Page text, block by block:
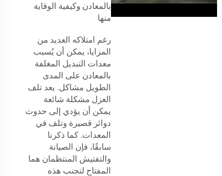
بالمعادن وكيفية الوقاية
منها
رغم امتلاكه العديد من
المزايا، يمكن أن يُسبب
معدات التبديل المغلفة
بالمعادن على المدى
الطويل مشاكل. يعد تلف
العزل مشكلة شائعة
يمكن أن يؤدي إلى حدوث
دوائر قصيرة وتلف في
المعدات. كما ذكرنا
سابقًا، فإن الصيانة
والتفتيش المنتظمان هما
المفتاح لتجنب هذه